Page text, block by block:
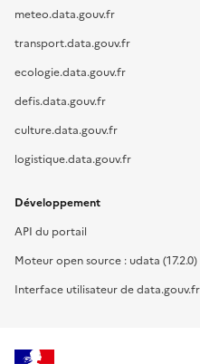
meteo.data.gouv.fr
transport.data.gouv.fr
ecologie.data.gouv.fr
defis.data.gouv.fr
culture.data.gouv.fr
logistique.data.gouv.fr
Développement
API du portail
Moteur open source : udata (17.2.0)
Interface utilisateur de